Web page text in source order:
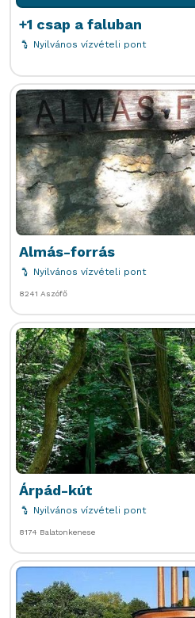
+1 csap a faluban
Nyilvános vízvételi pont
Almás-forrás
Nyilvános vízvételi pont
8241 Aszófő
Árpád-kút
Nyilvános vízvételi pont
8174 Balatonkenese